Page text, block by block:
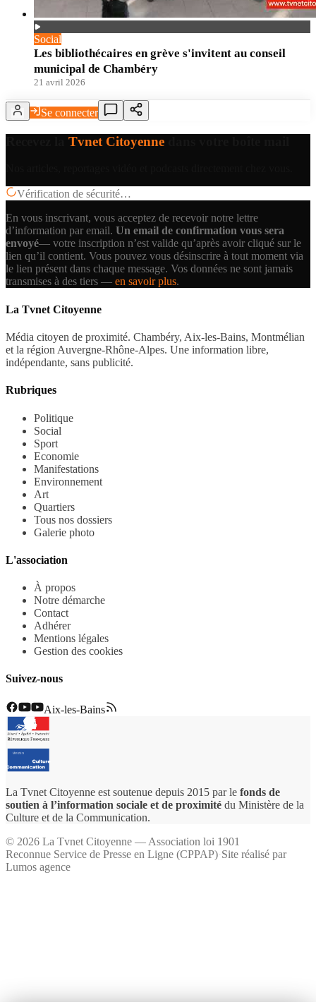
Social
Les bibliothécaires en grève s'invitent au conseil
municipal de Chambéry
21 avril 2026
Se connecter
Tvnet Citoyenne
Vérification de sécurité…
En vous inscrivant, vous acceptez de recevoir notre lettre
d’information par email. Un email de confirmation vous sera
envoyé— votre inscription n’est valide qu’après avoir cliqué sur le
lien qu’il contient. Vous pouvez vous désinscrire à tout moment via
le lien présent dans chaque message. Vos données ne sont jamais
transmises à des tiers — en savoir plus.
La Tvnet Citoyenne
Média citoyen de proximité. Chambéry, Aix-les-Bains, Montmélian
et la région Auvergne-Rhône-Alpes. Une information libre,
indépendante, sans publicité.
Rubriques
Politique
Social
Sport
Economie
Manifestations
Environnement
Art
Quartiers
Tous nos dossiers
Galerie photo
L'association
À propos
Notre démarche
Contact
Adhérer
Mentions légales
Gestion des cookies
Suivez-nous
Aix-les-Bains
La Tvnet Citoyenne est soutenue depuis 2015 par le fonds de
soutien à l’information sociale et de proximité du Ministère de la
Culture et de la Communication.
© 2026 La Tvnet Citoyenne — Association loi 1901
Reconnue Service de Presse en Ligne (CPPAP)·Site réalisé par
Lumos agence